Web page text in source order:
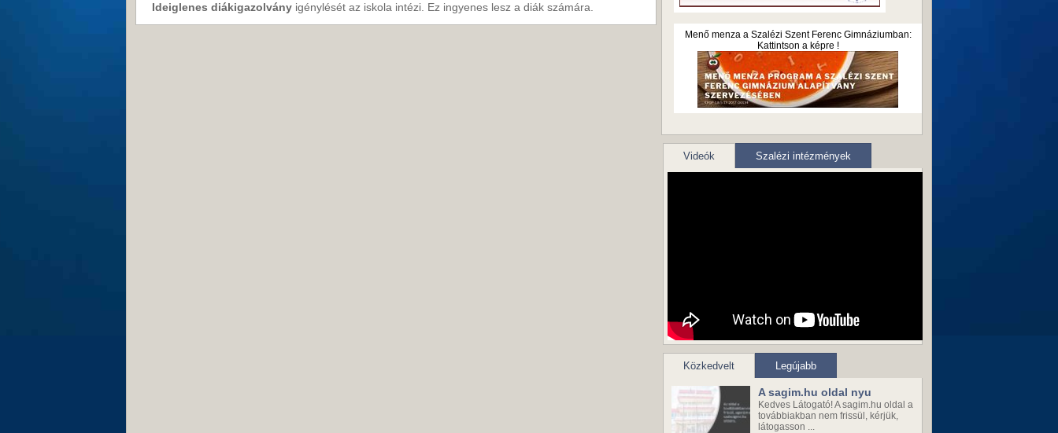
Ideiglenes diákigazolvány igénylését az iskola intézi. Ez ingyenes lesz a diák számára.
Menő menza a Szalézi Szent Ferenc Gimnáziumban:
Kattintson a képre !
Videók Szalézi intézmények
Közkedvelt Legújabb
A sagim.hu oldal nyu
Kedves Látogató! A sagim.hu oldal a
továbbiakban nem frissül, kérjük,
látogasson ...